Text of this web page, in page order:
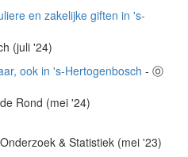
en zakelijke giften in 's-
(juli '24)
ook in 's-Hertogenbosch - ⓞ
Rond (mei '24)
& Statistiek (mei '23)